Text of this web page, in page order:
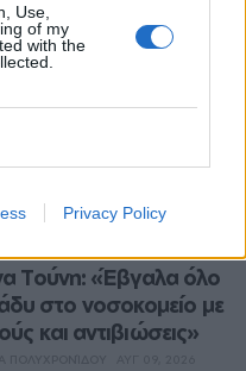
Use,
of my
with the
Privacy Policy
Καληφώνη
με μαύρο μπικίνι ‑
Τούνη: «Έβγαλα όλο
στο νοσοκομείο με
και αντιβιώσεις»